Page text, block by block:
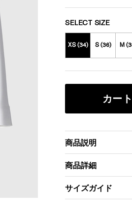
SELECT SIZE
XS (34) S (36) M
カー
商品説明
商品詳細
サイズガイド